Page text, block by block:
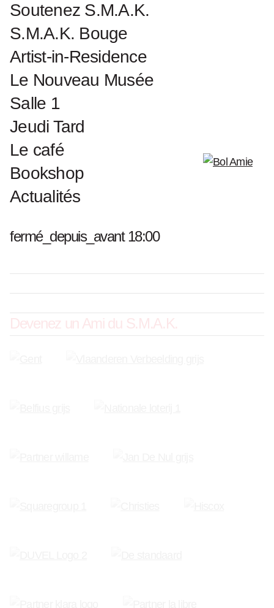
Soutenez S.M.A.K.
S.M.A.K. Bouge
Artist-in-Residence
Le Nouveau Musée
Salle 1
Jeudi Tard
Le café
Bookshop
Actualités
fermé_depuis_avant 18:00
Devenez un Ami du S.M.A.K.